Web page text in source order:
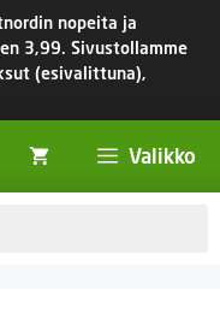
nopeita ja
3,99. Sivustollamme
(esivalittuna),
Valikko